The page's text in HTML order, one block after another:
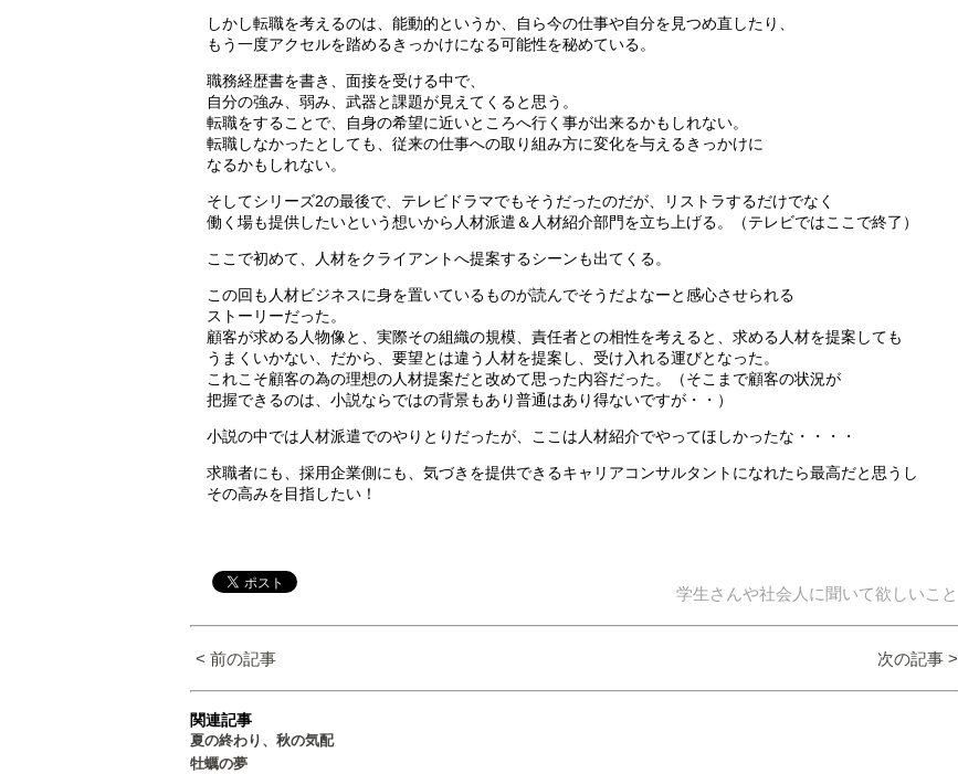
しかし転職を考えるのは、能動的というか、自ら今の仕事や自分を見つめ直したり、
もう一度アクセルを踏めるきっかけになる可能性を秘めている。
職務経歴書を書き、面接を受ける中で、
自分の強み、弱み、武器と課題が見えてくると思う。
転職をすることで、自身の希望に近いところへ行く事が出来るかもしれない。
転職しなかったとしても、従来の仕事への取り組み方に変化を与えるきっかけに
なるかもしれない。
そしてシリーズ2の最後で、テレビドラマでもそうだったのだが、リストラするだけでなく
働く場も提供したいという想いから人材派遣＆人材紹介部門を立ち上げる。（テレビではここで終了）
ここで初めて、人材をクライアントへ提案するシーンも出てくる。
この回も人材ビジネスに身を置いているものが読んでそうだよなーと感心させられる
ストーリーだった。
顧客が求める人物像と、実際その組織の規模、責任者との相性を考えると、求める人材を提案しても
うまくいかない、だから、要望とは違う人材を提案し、受け入れる運びとなった。
これこそ顧客の為の理想の人材提案だと改めて思った内容だった。（そこまで顧客の状況が
把握できるのは、小説ならではの背景もあり普通はあり得ないですが・・）
小説の中では人材派遣でのやりとりだったが、ここは人材紹介でやってほしかったな・・・・
求職者にも、採用企業側にも、気づきを提供できるキャリアコンサルタントになれたら最高だと思うし
その高みを目指したい！
学生さんや社会人に聞いて欲しいこと
< 前の記事 次の記事 >
関連記事
夏の終わり、秋の気配
牡蠣の夢